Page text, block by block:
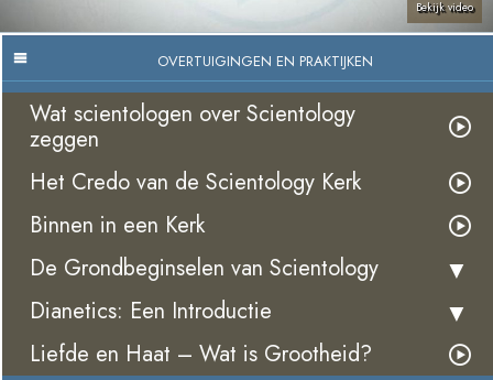
Bekijk video
OVERTUIGINGEN EN PRAKTIJKEN
Wat scientologen over Scientology
zeggen
Het Credo van de Scientology Kerk
Binnen in een Kerk
De Grondbeginselen van Scientology
Dianetics: Een Introductie
Liefde en Haat – Wat is Grootheid?